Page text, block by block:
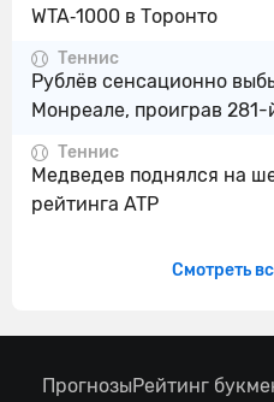
WTA‑1000 в Торонто
Теннис
Рублёв сенсационно
Монреале, проиграв 281-
Теннис
Медведев поднялся на
рейтинга ATP
Смотреть
ПрогнозыРейтинг